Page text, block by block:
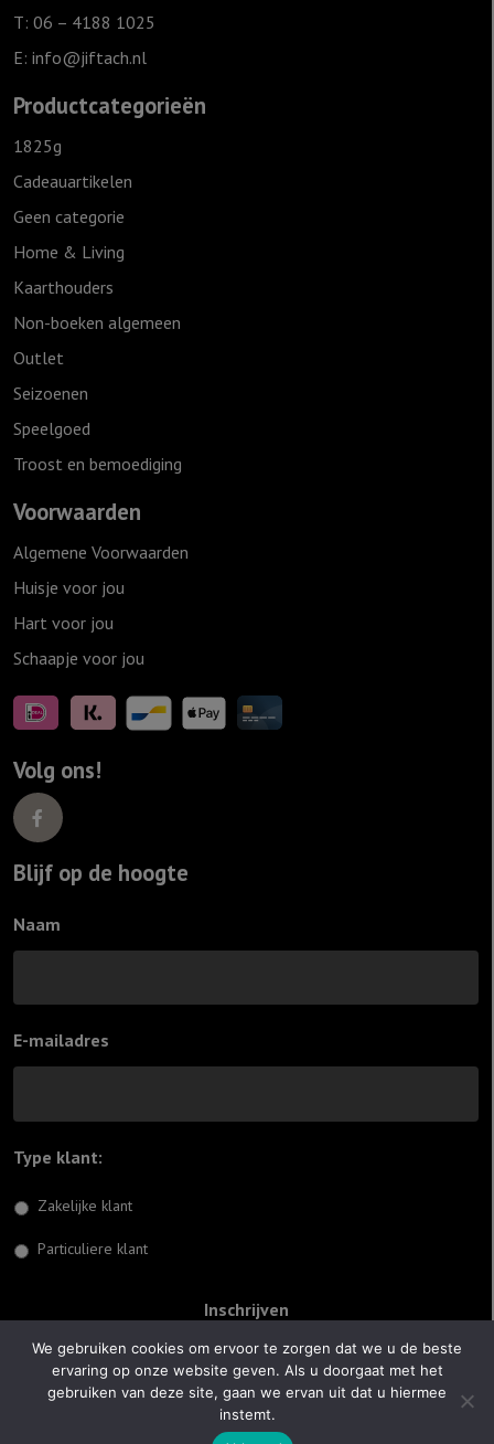
T: 06 – 4188 1025
E: info@jiftach.nl
Productcategorieën
1825g
Cadeauartikelen
Geen categorie
Home & Living
Kaarthouders
Non-boeken algemeen
Outlet
Seizoenen
Speelgoed
Troost en bemoediging
Voorwaarden
Algemene Voorwaarden
Huisje voor jou
Hart voor jou
Schaapje voor jou
Volg ons!
Blijf op de hoogte
Naam
E-mailadres
Type klant:
Zakelijke klant
Particuliere klant
© 2026 Jiftach
Optimus Websites
We gebruiken cookies om ervoor te zorgen dat we u de beste
ervaring op onze website geven. Als u doorgaat met het
gebruiken van deze site, gaan we ervan uit dat u hiermee
instemt.